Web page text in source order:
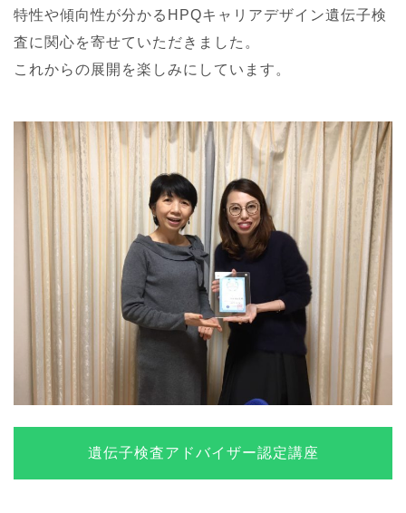
特性や傾向性が分かるHPQキャリアデザイン遺伝子検
査に関心を寄せていただきました。
これからの展開を楽しみにしています。
遺伝子検査アドバイザー認定講座